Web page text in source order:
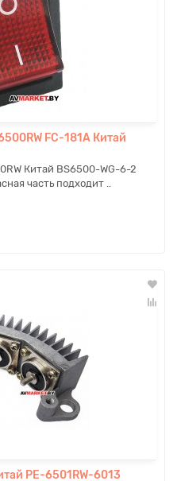
FC-181A Китай
Китай BS6500-WG-6-2
часть подходит ..
PE-6501RW-6013